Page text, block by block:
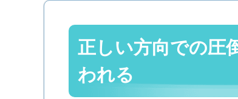
正しい方向での圧
われる